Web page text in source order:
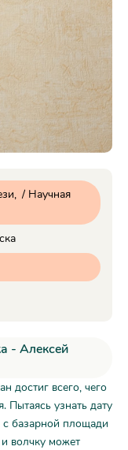
/ Научная
- Алексей
достиг всего, чего
Пытаясь узнать дату
с базарной площади
волчку может